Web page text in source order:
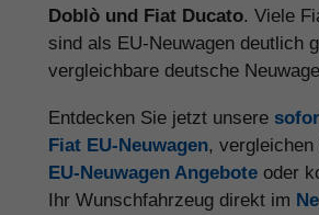
Doblò und Fiat Ducato. Viele
sind als EU-Neuwagen deutlich
vergleichbare deutsche
Entdecken Sie jetzt unsere
Fiat EU-Neuwagen,
EU-Neuwagen Angebote oder
Ihr Wunschfahrzeug direkt im